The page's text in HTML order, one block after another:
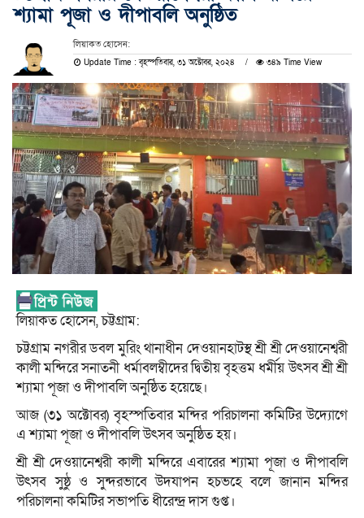
শ্যামা পূজা ও দীপাবলি অনুষ্ঠিত
লিয়াকত হোসেন:
Update Time : বৃহস্পতিবার, ৩১ অক্টোবর, ২০২৪ ৩৪৯ Time View
লিয়াকত হোসেন, চট্টগ্রাম:
চট্টগ্রাম নগরীর ডবল মুরিং থানাধীন দেওয়ানহাটস্থ শ্রী শ্রী দেওয়ানেশ্বরী
কালী মন্দিরে সনাতনী ধর্মাবলম্বীদের দ্বিতীয় বৃহত্তম ধর্মীয় উৎসব শ্রী শ্রী
শ্যামা পূজা ও দীপাবলি অনুষ্ঠিত হয়েছে।
আজ (৩১ অক্টোবর) বৃহস্পতিবার মন্দির পরিচালনা কমিটির উদ্যোগে
এ শ্যামা পূজা ও দীপাবলি উৎসব অনুষ্ঠিত হয়।
শ্রী শ্রী দেওয়ানেশ্বরী কালী মন্দিরে এবারের শ্যামা পূজা ও দীপাবলি
উৎসব সুষ্ঠু ও সুন্দরভাবে উদযাপন হচভহে বলে জানান মন্দির
পরিচালনা কমিটির সভাপতি ধীরেন্দ্র দাস গুপ্ত।